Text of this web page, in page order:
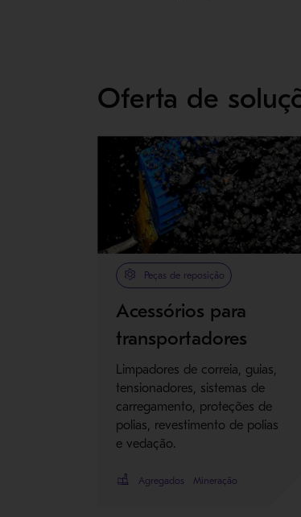
Oferta de
Peças de reposição
Acessórios para
transportadores
Limpadores de correia, guias,
tensionadores, sistemas de
carregamento, proteções de
polias, revestimento de polias
e vedação.
Agregados Mineração